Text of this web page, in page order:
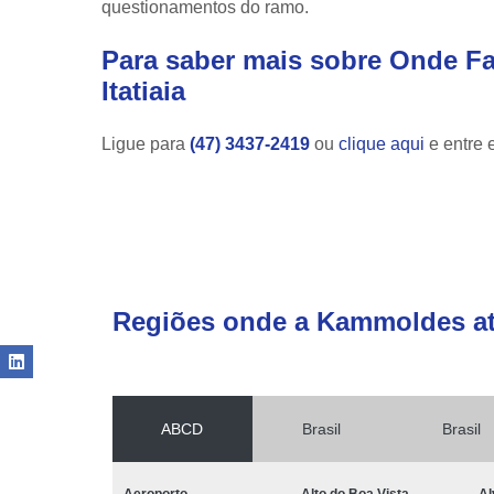
questionamentos do ramo.
Para saber mais sobre Onde
Itatiaia
Ligue para (47) 3437-2419 ou clique aqui e entre
Regiões onde a Kammoldes
ABCD Brasil Brasil